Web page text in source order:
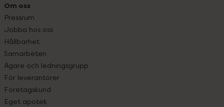
Om oss
Pressrum
Jobba hos oss
Hållbarhet
Samarbeten
Ägare och ledningsgrupp
För leverantörer
Företagskund
Eget apotek